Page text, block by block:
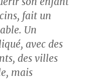
fait un
Un
avec des
des villes
mais